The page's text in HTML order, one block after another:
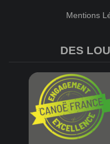
Mentions
DES